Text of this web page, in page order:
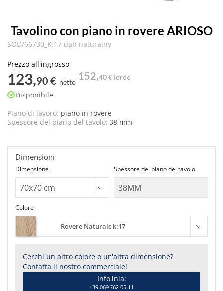
Tavolino con piano in rovere ARIOSO
SOD/66730_K:17 dąb naturalny
Prezzo all'ingrosso
123,90 € netto
152,40 € lordo
Disponibile
Piano di lavoro: piano in rovere
Spessore del piano del tavolo: 38 mm
Colore
Rovere Naturale k:17
Cerchi un altro colore o un'altra dimensione?
Contatta il nostro commerciale!
Infolinia:
+39 069 762 05 11
Dimensione Spessore del piano del tavolo
Dimensioni